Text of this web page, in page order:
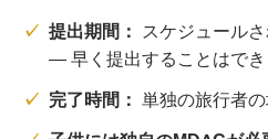
提出期間： スケジュール
— 早く提出することはで
完了時間： 単独の旅行者の